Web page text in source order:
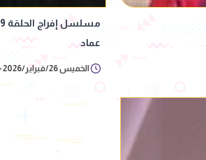
عماد
الخميس 26/فبراير/2026 - 08:47 م